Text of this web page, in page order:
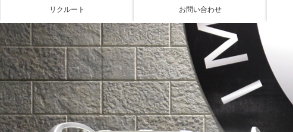
リクルート お問い合わせ